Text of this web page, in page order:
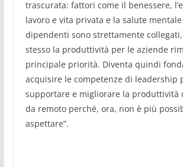
trascurata: fattori come il benessere,
lavoro e vita privata e la salute
dipendenti sono strettamente
stesso la produttività per le aziende
principale priorità. Diventa quindi
acquisire le competenze di leadership
supportare e migliorare la produttività
da remoto perché, ora, non è più
aspettare”.